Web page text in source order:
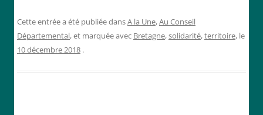
Cette entrée a été publiée dansA la Une,Au Conseil
Départemental, et marquée avec Bretagne,solidarité,territoire, le
10 décembre 2018 .